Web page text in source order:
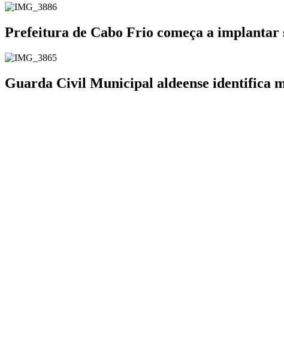
Prefeitura de Cabo Frio começa a
Guarda Civil Municipal aldeense identifica